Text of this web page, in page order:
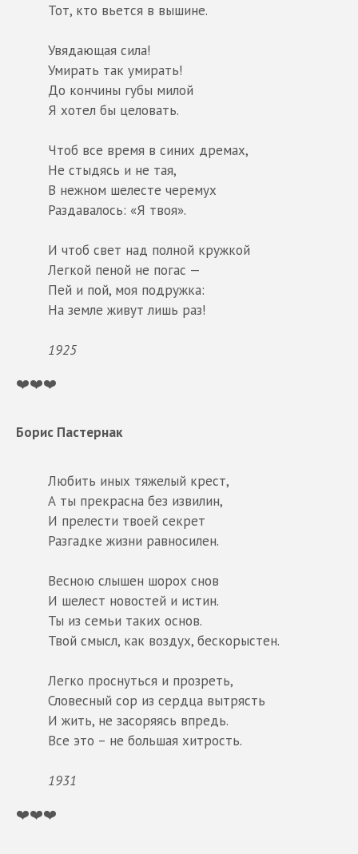
Тот, кто вьется в вышине.
Увядающая сила!
Умирать так умирать!
До кончины губы милой
Я хотел бы целовать.
Чтоб все время в синих дремах,
Не стыдясь и не тая,
В нежном шелесте черемух
Раздавалось: «Я твоя».
И чтоб свет над полной кружкой
Легкой пеной не погас —
Пей и пой, моя подружка:
На земле живут лишь раз!
1925
❤️❤️❤️
Борис Пастернак
Любить иных тяжелый крест,
А ты прекрасна без извилин,
И прелести твоей секрет
Разгадке жизни равносилен.
Весною слышен шорох снов
И шелест новостей и истин.
Ты из семьи таких основ.
Твой смысл, как воздух, бескорыстен.
Легко проснуться и прозреть,
Словесный сор из сердца вытрясть
И жить, не засоряясь впредь.
Все это – не большая хитрость.
1931
❤️❤️❤️